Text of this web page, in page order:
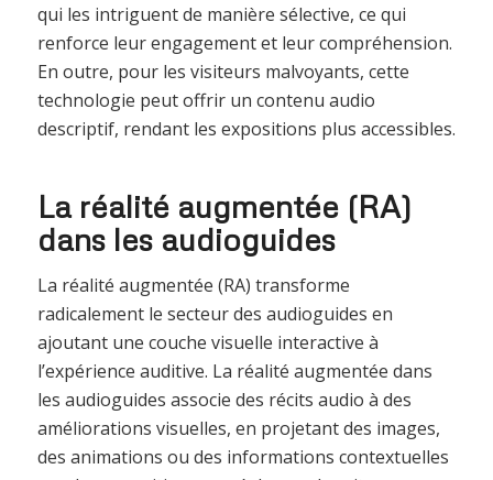
qui les intriguent de manière sélective, ce qui
renforce leur engagement et leur compréhension.
En outre, pour les visiteurs malvoyants, cette
technologie peut offrir un contenu audio
descriptif, rendant les expositions plus accessibles.
La réalité augmentée (RA)
dans les audioguides
La réalité augmentée (RA) transforme
radicalement le secteur des audioguides en
ajoutant une couche visuelle interactive à
l’expérience auditive. La réalité augmentée dans
les audioguides associe des récits audio à des
améliorations visuelles, en projetant des images,
des animations ou des informations contextuelles